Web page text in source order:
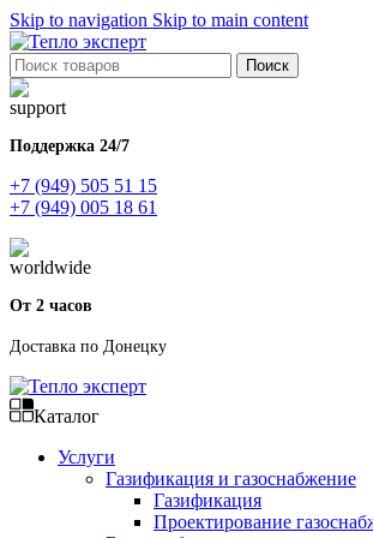
Skip to navigation Skip to main content
Поиск
Поддержка 24/7
+7 (949) 505 51 15
+7 (949) 005 18 61
От 2 часов
Доставка по Донецку
Каталог
Услуги
Газификация и газоснабжение
Газификация
Проектирование